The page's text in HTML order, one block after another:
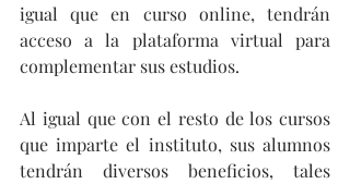
igual que en curso online, tendrán
acceso a la plataforma virtual para
complementar sus estudios.
Al igual que con el resto de los cursos
que imparte el instituto, sus alumnos
tendrán diversos beneficios, tales